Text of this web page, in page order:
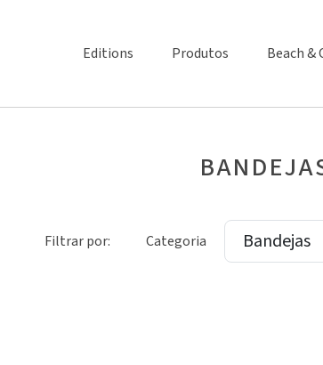
Editions Produtos Beach &
Filtrar por: Categoria